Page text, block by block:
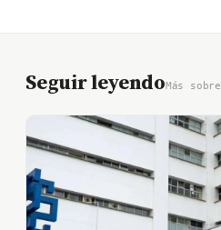
Seguir leyendoMás sobre